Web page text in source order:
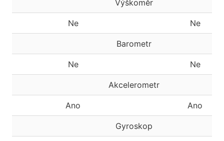
Výškoměr
Ne Ne
Barometr
Ne Ne
Akcelerometr
Ano Ano
Gyroskop